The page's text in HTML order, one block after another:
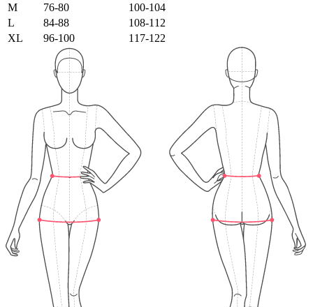
M
76-80
100-104
L
84-88
108-112
XL
96-100 117-122